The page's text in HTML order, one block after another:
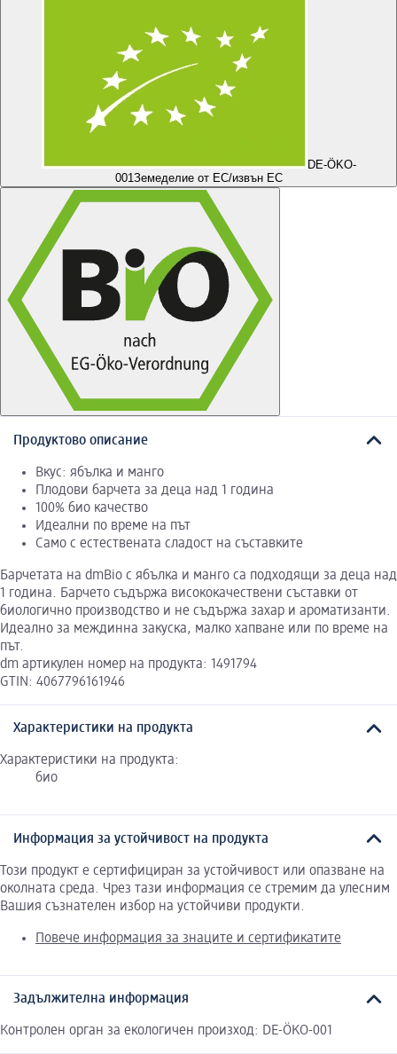
DE-ÖKO-
001Земеделие от ЕС/извън ЕС
Продуктово описание
Вкус: ябълка и манго
Плодови барчета за деца над 1 година
100% био качество
Идеални по време на път
Само с естествената сладост на съставките
Барчетата на dmBio с ябълка и манго са подходящи за деца над
1 година. Барчето съдържа висококачествени съставки от
биологично производство и не съдържа захар и ароматизанти.
Идеално за междинна закуска, малко хапване или по време на
път.
dm артикулен номер на продукта: 1491794
GTIN: 4067796161946
Характеристики на продукта
Характеристики на продукта:
био
Информация за устойчивост на продукта
Този продукт е сертифициран за устойчивост или опазване на
околната среда. Чрез тази информация се стремим да улесним
Вашия съзнателен избор на устойчиви продукти.
Повече информация за знаците и сертификатите
Задължителна информация
Контролен орган за екологичен произход: DE-ÖKO-001